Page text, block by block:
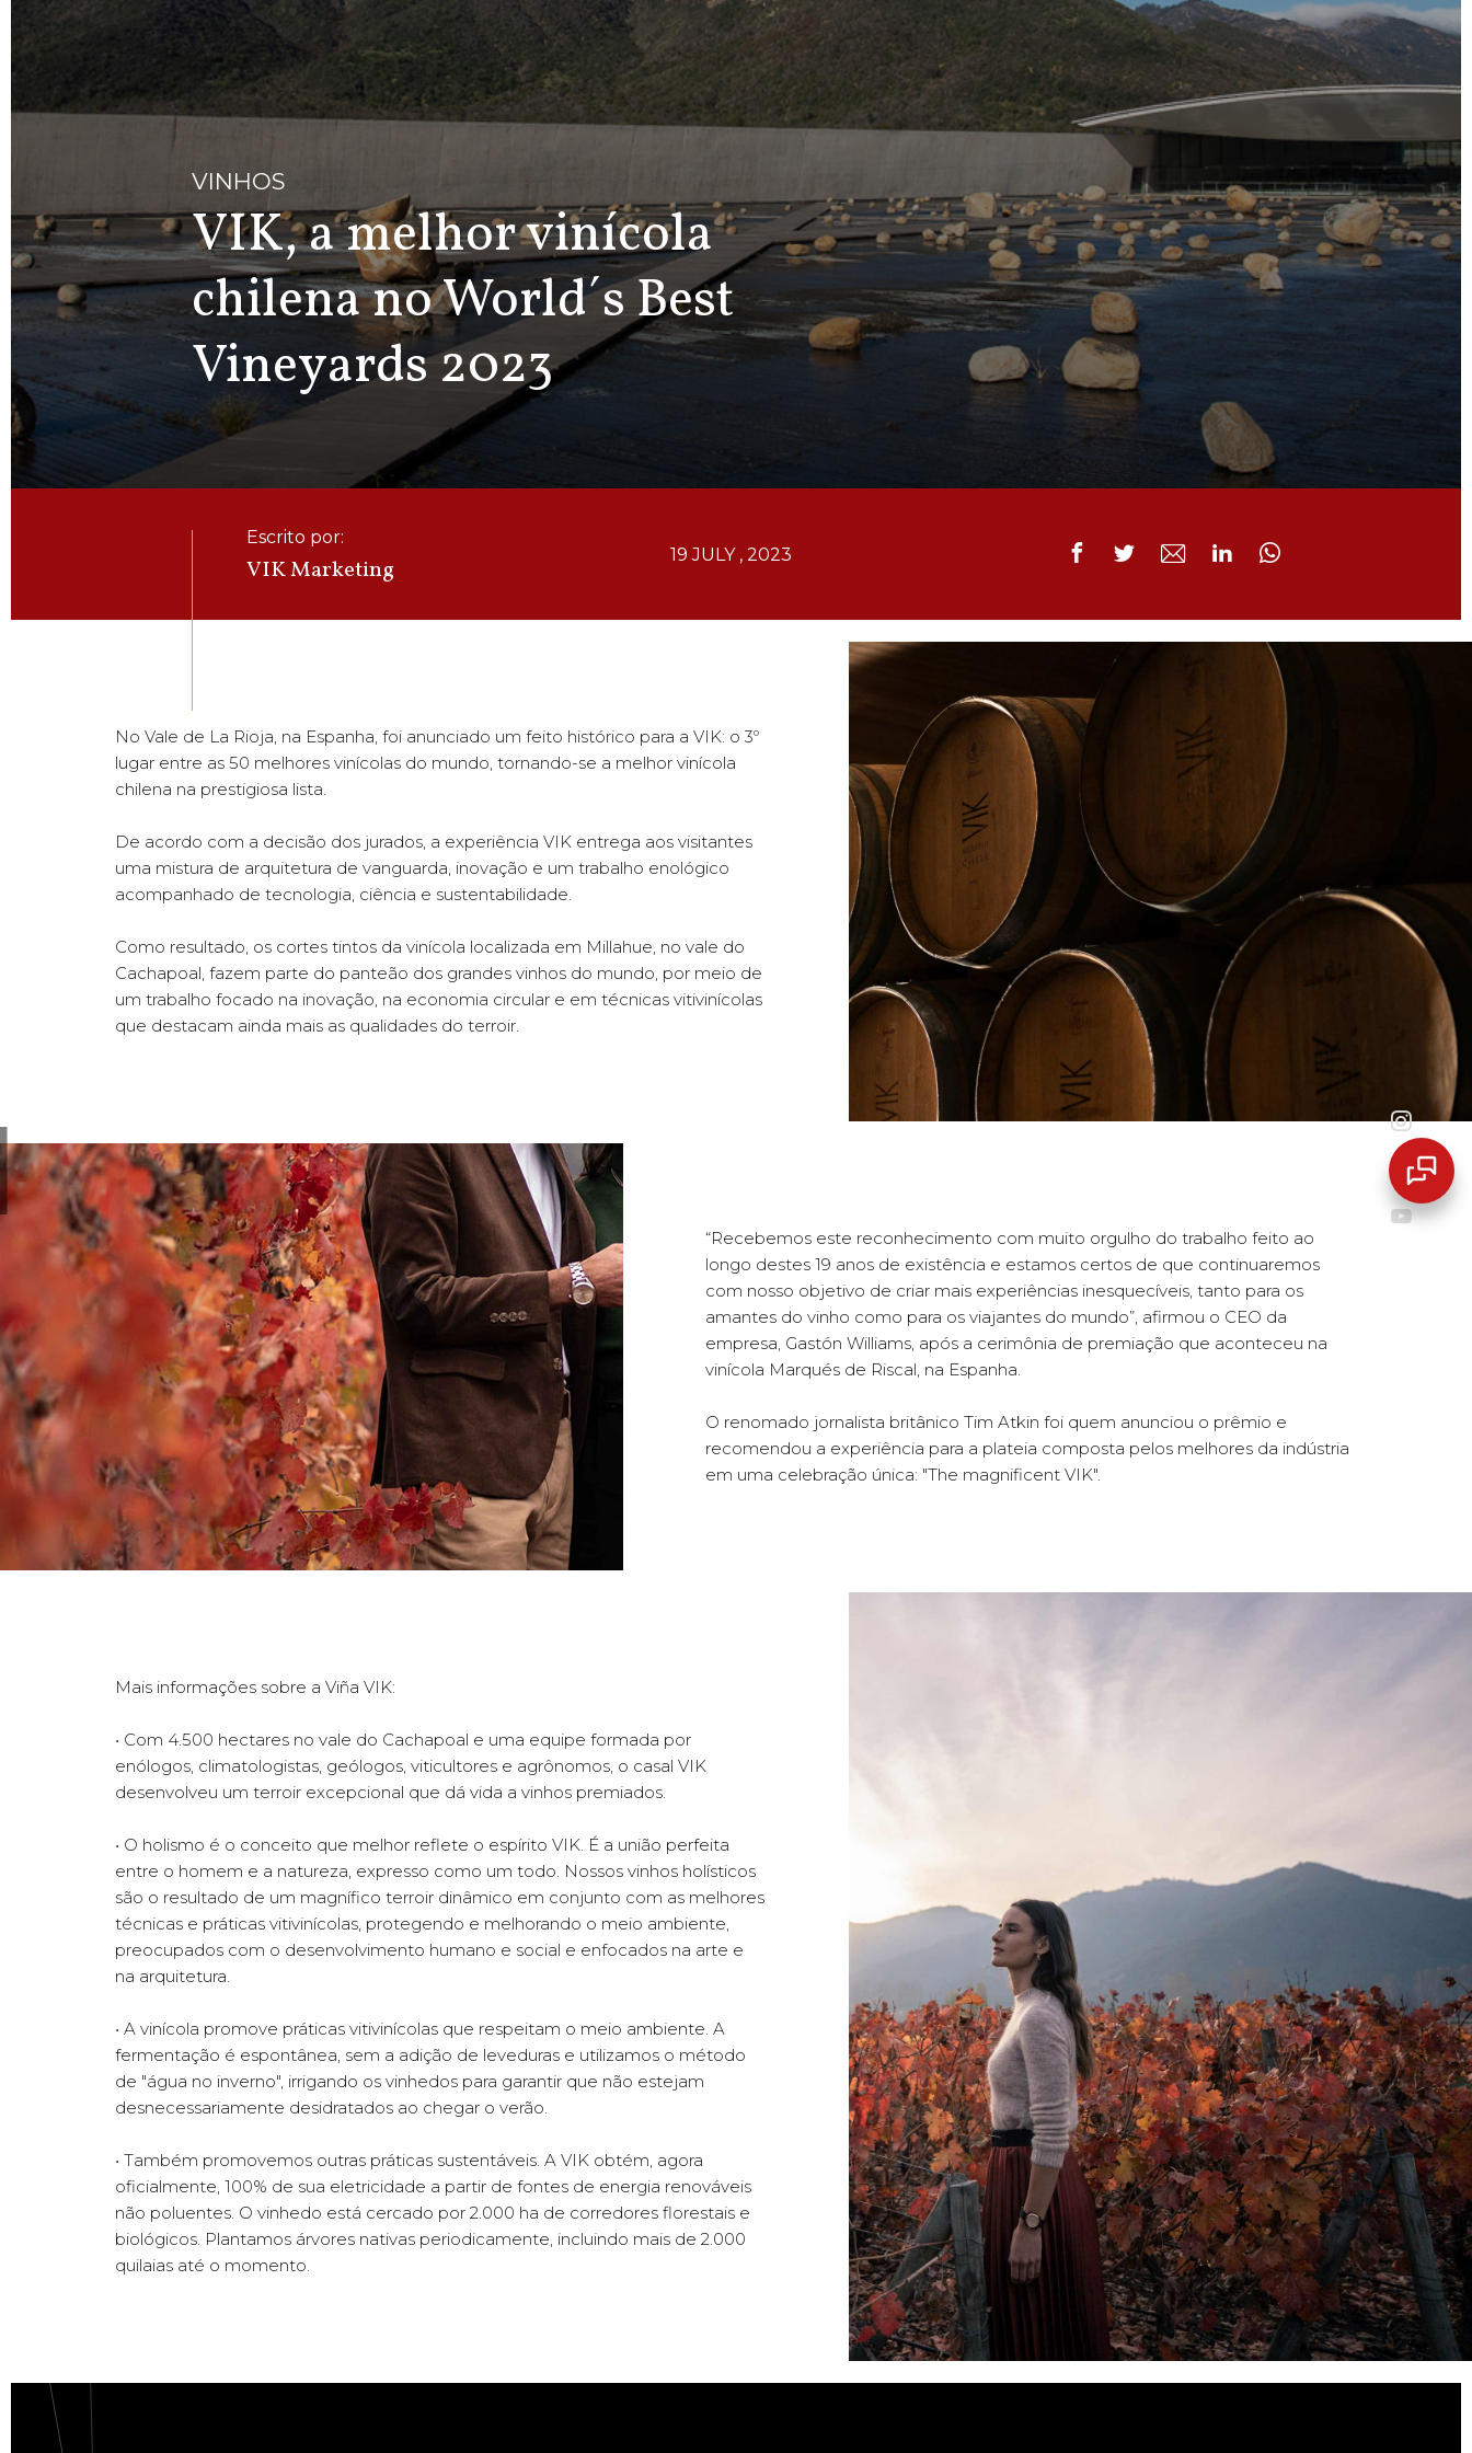
VINHOS
VIK, a melhor vinícola
chilena no World´s Best
Vineyards 2023
Escrito por:
VIK Marketing
19 JULY , 2023
No Vale de La Rioja, na Espanha, foi anunciado um feito histórico para a VIK: o 3º
lugar entre as 50 melhores vinícolas do mundo, tornando-se a melhor vinícola
chilena na prestigiosa lista.
De acordo com a decisão dos jurados, a experiência VIK entrega aos visitantes
uma mistura de arquitetura de vanguarda, inovação e um trabalho enológico
acompanhado de tecnologia, ciência e sustentabilidade.
Como resultado, os cortes tintos da vinícola localizada em Millahue, no vale do
Cachapoal, fazem parte do panteão dos grandes vinhos do mundo, por meio de
um trabalho focado na inovação, na economia circular e em técnicas vitivinícolas
que destacam ainda mais as qualidades do terroir.
“Recebemos este reconhecimento com muito orgulho do trabalho feito ao
longo destes 19 anos de existência e estamos certos de que continuaremos
com nosso objetivo de criar mais experiências inesquecíveis, tanto para os
amantes do vinho como para os viajantes do mundo”, afirmou o CEO da
empresa, Gastón Williams, após a cerimônia de premiação que aconteceu na
vinícola Marqués de Riscal, na Espanha.
O renomado jornalista britânico Tim Atkin foi quem anunciou o prêmio e
recomendou a experiência para a plateia composta pelos melhores da indústria
em uma celebração única: "The magnificent VIK".
Mais informações sobre a Viña VIK:
• Com 4.500 hectares no vale do Cachapoal e uma equipe formada por
enólogos, climatologistas, geólogos, viticultores e agrônomos, o casal VIK
desenvolveu um terroir excepcional que dá vida a vinhos premiados.
• O holismo é o conceito que melhor reflete o espírito VIK. É a união perfeita
entre o homem e a natureza, expresso como um todo. Nossos vinhos holísticos
são o resultado de um magnífico terroir dinâmico em conjunto com as melhores
técnicas e práticas vitivinícolas, protegendo e melhorando o meio ambiente,
preocupados com o desenvolvimento humano e social e enfocados na arte e
na arquitetura.
• A vinícola promove práticas vitivinícolas que respeitam o meio ambiente. A
fermentação é espontânea, sem a adição de leveduras e utilizamos o método
de "água no inverno", irrigando os vinhedos para garantir que não estejam
desnecessariamente desidratados ao chegar o verão.
• Também promovemos outras práticas sustentáveis. A VIK obtém, agora
oficialmente, 100% de sua eletricidade a partir de fontes de energia renováveis
não poluentes. O vinhedo está cercado por 2.000 ha de corredores florestais e
biológicos. Plantamos árvores nativas periodicamente, incluindo mais de 2.000
quilaias até o momento.